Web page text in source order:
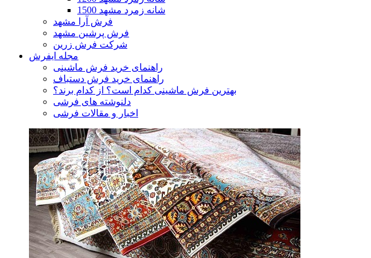
1500 شانه زمرد مشهد
فرش آرا مشهد
فرش پرشین مشهد
شرکت فرش زرین
مجله ایفرش
راهنمای خرید فرش ماشینی
راهنمای خرید فرش دستباف
بهترین فرش ماشینی کدام است؟ از کدام برند؟
دلنوشته های فرشی
اخبار و مقالات فرشی